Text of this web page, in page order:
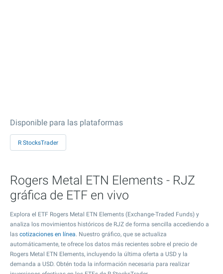
Disponible para las plataformas
R StocksTrader
Rogers Metal ETN Elements - RJZ
gráfica de ETF en vivo
Explora el ETF Rogers Metal ETN Elements (Exchange-Traded Funds) y
analiza los movimientos históricos de RJZ de forma sencilla accediendo a
las cotizaciones en línea. Nuestro gráfico, que se actualiza
automáticamente, te ofrece los datos más recientes sobre el precio de
Rogers Metal ETN Elements, incluyendo la última oferta a USD y la
demanda a USD. Obtén toda la información necesaria para realizar